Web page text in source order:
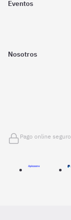
Eventos
Nosotros
Pago online seguro